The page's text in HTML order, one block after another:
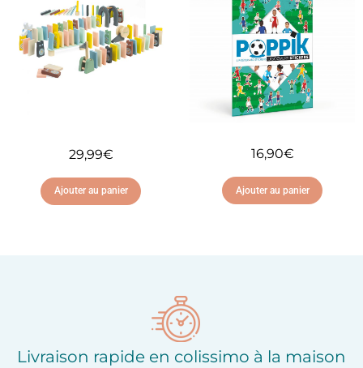
d'envies
d'envies
29,99€
Ajouter au panier
16,90€
Ajouter au panier
Livraison rapide en colissimo à la maison